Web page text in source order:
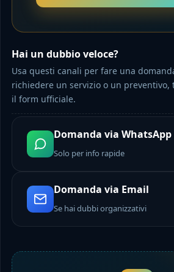
Hai un dubbio veloce?
Usa questi canali per fare una
richiedere un servizio o un
il form ufficiale.
Domanda via WhatsApp
Solo per info rapide
Domanda via Email
Se hai dubbi organizzativi